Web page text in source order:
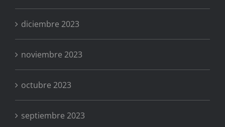
diciembre 2023
noviembre 2023
octubre 2023
septiembre 2023